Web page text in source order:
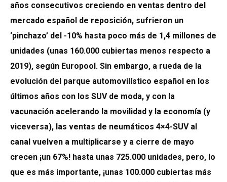
años consecutivos creciendo en ventas dentro del
mercado español de reposición, sufrieron un
‘pinchazo’ del -10% hasta poco más de 1,4 millones de
unidades (unas 160.000 cubiertas menos respecto a
2019), según Europool. Sin embargo, a rueda de la
evolución del parque automovilístico español en los
últimos años con los SUV de moda, y con la
vacunación acelerando la movilidad y la economía (y
viceversa), las ventas de neumáticos 4×4-SUV al
canal vuelven a multiplicarse y a cierre de mayo
crecen ¡un 67%! hasta unas 725.000 unidades, pero, lo
que es más importante, ¡unas 100.000 cubiertas más